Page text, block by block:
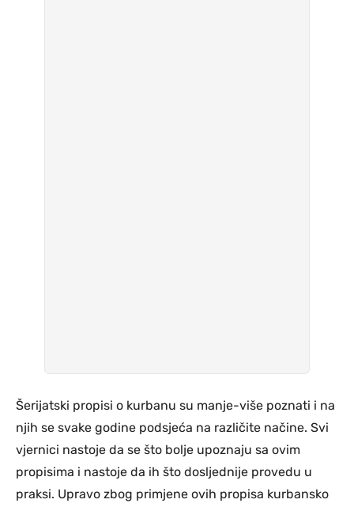
Šerijatski propisi o kurbanu su manje-više poznati i na
njih se svake godine podsjeća na različite načine. Svi
vjernici nastoje da se što bolje upoznaju sa ovim
propisima i nastoje da ih što dosljednije provedu u
praksi. Upravo zbog primjene ovih propisa kurbansko